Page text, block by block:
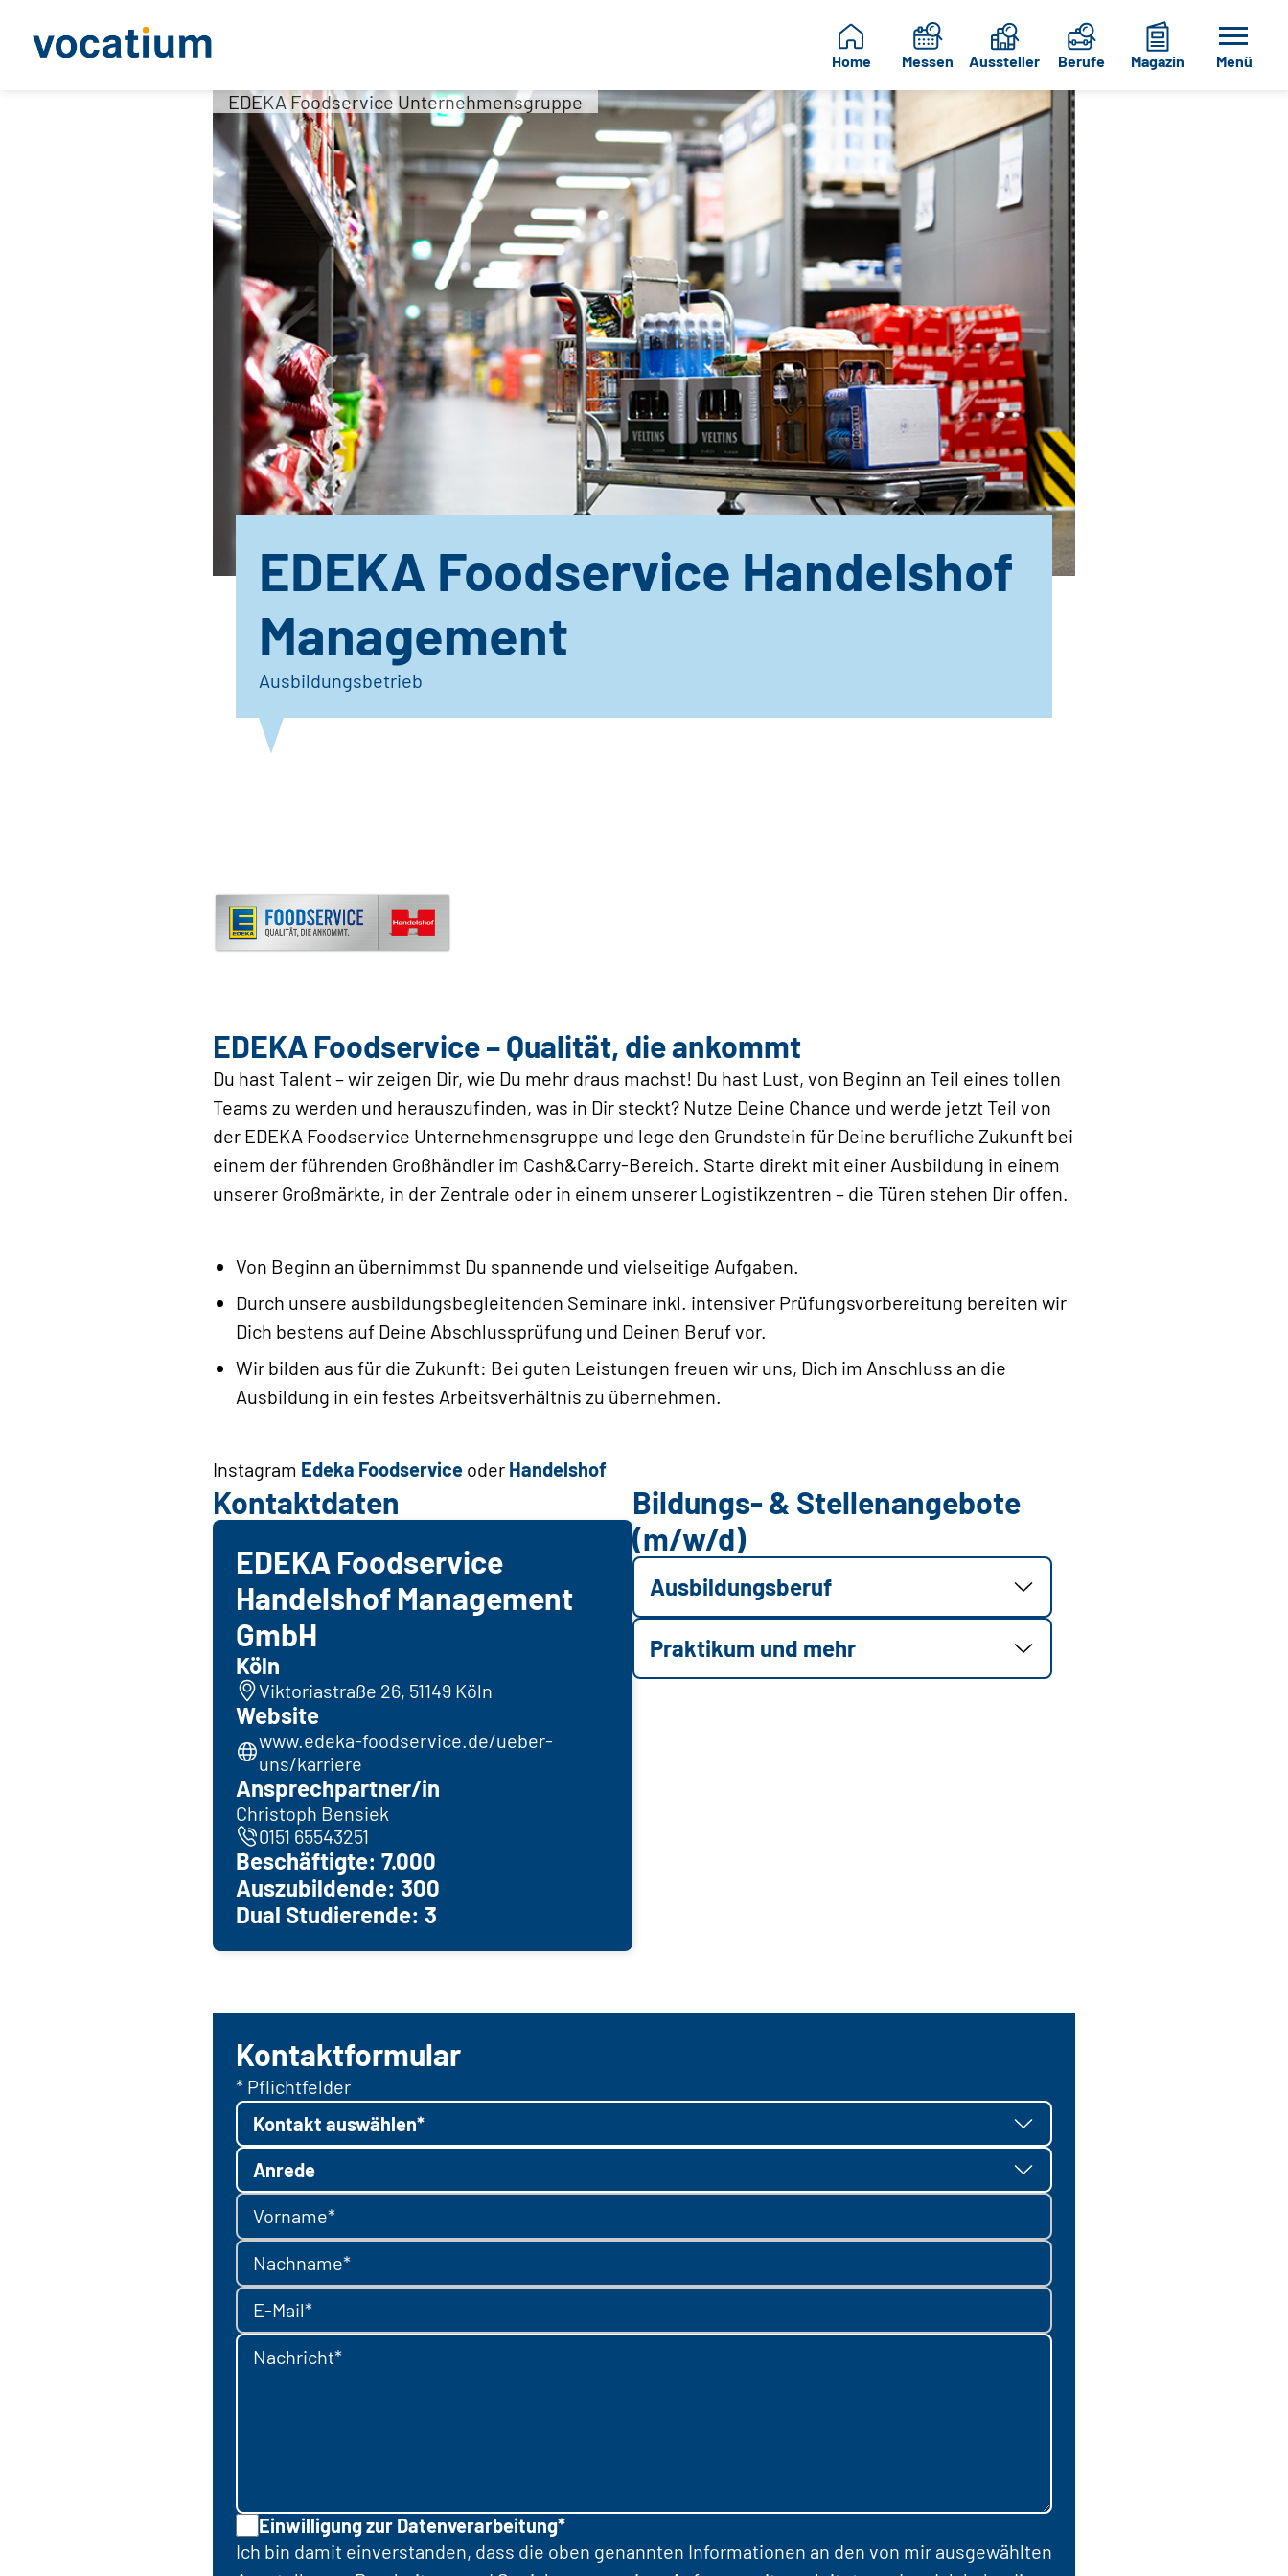
Home Messen Aussteller Berufe Magazin Menü
EDEKA Foodservice Unternehmensgruppe
EDEKA Foodservice Handelshof
Management
Ausbildungsbetrieb
EDEKA Foodservice – Qualität, die ankommt
Du hast Talent – wir zeigen Dir, wie Du mehr draus machst! Du hast Lust, von Beginn an Teil eines tollen
Teams zu werden und herauszufinden, was in Dir steckt? Nutze Deine Chance und werde jetzt Teil von
der EDEKA Foodservice Unternehmensgruppe und lege den Grundstein für Deine berufliche Zukunft bei
einem der führenden Großhändler im Cash&Carry-Bereich. Starte direkt mit einer Ausbildung in einem
unserer Großmärkte, in der Zentrale oder in einem unserer Logistikzentren – die Türen stehen Dir offen.
Von Beginn an übernimmst Du spannende und vielseitige Aufgaben.
Durch unsere ausbildungsbegleitenden Seminare inkl. intensiver Prüfungsvorbereitung bereiten wir
Dich bestens auf Deine Abschlussprüfung und Deinen Beruf vor.
Wir bilden aus für die Zukunft: Bei guten Leistungen freuen wir uns, Dich im Anschluss an die
Ausbildung in ein festes Arbeitsverhältnis zu übernehmen.
Instagram Edeka Foodservice oder Handelshof
Kontaktdaten
EDEKA Foodservice
Handelshof Management
GmbH
Köln
Viktoriastraße 26, 51149 Köln
Website
www.edeka-foodservice.de/ueber-
uns/karriere
Ansprechpartner/in
Christoph Bensiek
0151 65543251
Beschäftigte: 7.000
Auszubildende: 300
Dual Studierende: 3
Bildungs- & Stellenangebote
(m/w/d)
Ausbildungsberuf
Praktikum und mehr
Kontaktformular
* Pflichtfelder
Kontakt auswählen*
Anrede
Vorname*
Nachname*
E-Mail*
Nachricht*
Einwilligung zur Datenverarbeitung*
Ich bin damit einverstanden, dass die oben genannten Informationen an den von mir ausgewählten